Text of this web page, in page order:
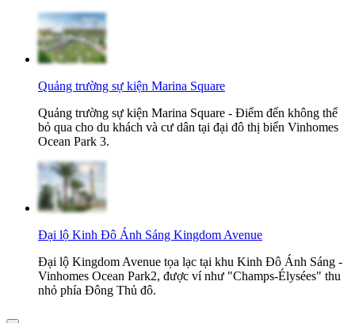
Quảng trường sự kiện Marina Square
Quảng trường sự kiện Marina Square - Điểm đến không thể
bỏ qua cho du khách và cư dân tại đại đô thị biển Vinhomes
Ocean Park 3.
Đại lộ Kinh Đô Ánh Sáng Kingdom Avenue
Đại lộ Kingdom Avenue tọa lạc tại khu Kinh Đô Ánh Sáng -
Vinhomes Ocean Park2, được ví như "Champs-Élysées" thu
nhỏ phía Đông Thủ đô.